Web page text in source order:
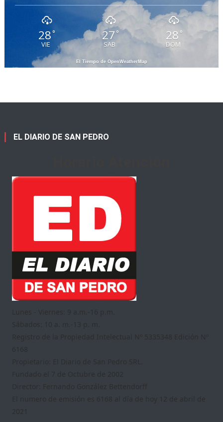
28°
VIE
27 °
SAB
28 °
DOM
El Tiempo de OpenWeatherMap
EL DIARIO DE SAN PEDRO
Lunes - Viernes: 9 a.m.-16 p.m.
Sábados: 10 a. m.-13 p. m.
Registro de la Propiedad Intelectual Nº 5335348 Edición Nº
6168
Propietario: El Diario de San Pedro SRL.
Fundado el 7 de Octubre de 2002
Director: Fernando González Bettendorff
El numero de emisión es 6168 al día de hoy 12 de abril de
2021